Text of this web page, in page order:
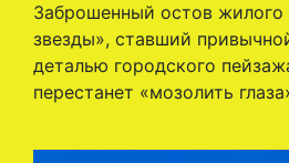
Заброшенный остов жилого
звезды», ставший
деталью городского
перестанет «мозолить